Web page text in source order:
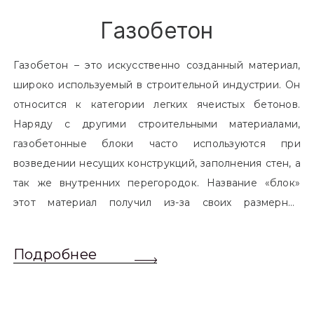
Газобетон
Газобетон – это искусственно созданный материал,
широко используемый в строительной индустрии. Он
относится к категории легких ячеистых бетонов.
Наряду с другими строительными материалами,
газобетонные блоки часто используются при
возведении несущих конструкций, заполнения стен, а
так же внутренних перегородок. Название «блок»
этот материал получил из-за своих размерных
обычный одинарный кирпич. Размер блоков различен
Подробнее